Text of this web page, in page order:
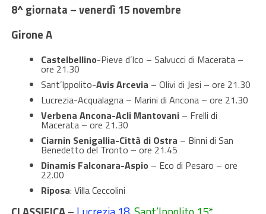
8^ giornata – venerdì 15 novembre
Girone A
Castelbellino-Pieve d’Ico – Salvucci di Macerata –
ore 21.30
Sant’Ippolito-Avis Arcevia – Olivi di Jesi – ore 21.30
Lucrezia-Acqualagna – Marini di Ancona – ore 21.30
Verbena Ancona-Acli Mantovani – Frelli di
Macerata – ore 21.30
Ciarnin Senigallia-Città di Ostra – Binni di San
Benedetto del Tronto – ore 21.45
Dinamis Falconara-Aspio – Eco di Pesaro – ore
22.00
Riposa: Villa Ceccolini